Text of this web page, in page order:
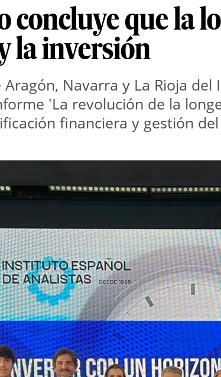
concluye que la
la inversión
Aragón, Navarra y La Rioja
'La revolución de la
financiera y gestión